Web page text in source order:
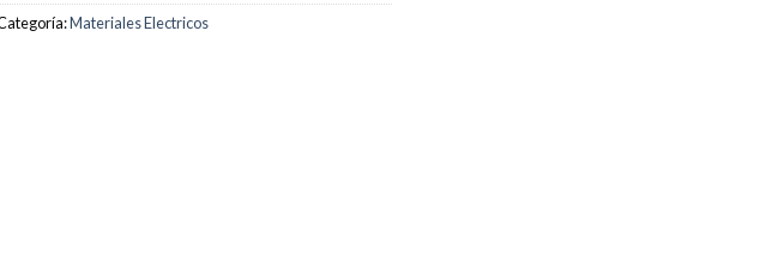
Materiales Electricos